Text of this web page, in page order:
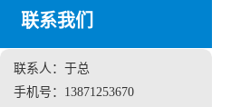
联系我们
联系人：于总
手机号：13871253670